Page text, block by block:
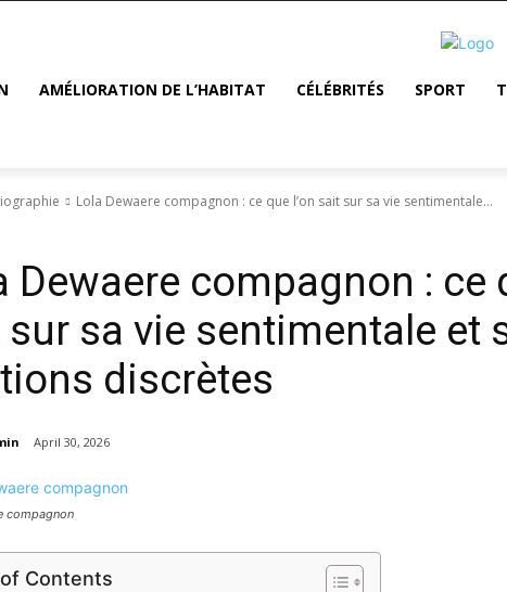
AMÉLIORATION DE L’HABITAT CÉLÉBRITÉS SPORT
Lola Dewaere compagnon : ce que l’on sait sur sa vie sentimentale...
Dewaere compagnon : ce
sa vie sentimentale et
discrètes
April 30, 2026
compagnon
Contents